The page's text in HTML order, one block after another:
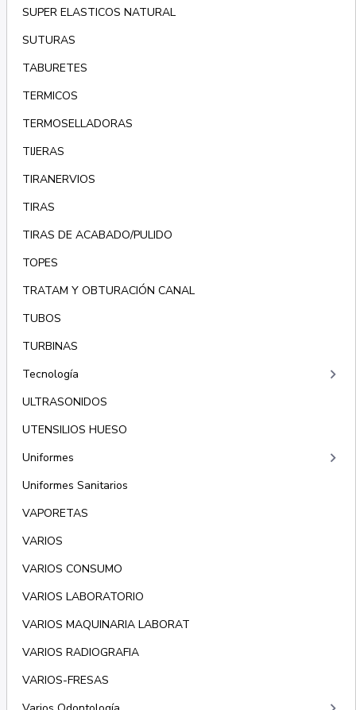
SUPER ELASTICOS NATURAL
SUTURAS
TABURETES
TERMICOS
TERMOSELLADORAS
TIJERAS
TIRANERVIOS
TIRAS
TIRAS DE ACABADO/PULIDO
TOPES
TRATAM Y OBTURACIÓN CANAL
TUBOS
TURBINAS
Tecnología
keyboard_arrow_right
ULTRASONIDOS
UTENSILIOS HUESO
Uniformes
keyboard_arrow_right
Uniformes Sanitarios
VAPORETAS
VARIOS
VARIOS CONSUMO
VARIOS LABORATORIO
VARIOS MAQUINARIA LABORAT
VARIOS RADIOGRAFIA
VARIOS-FRESAS